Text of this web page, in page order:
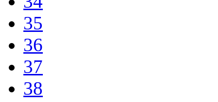
35
36
37
38